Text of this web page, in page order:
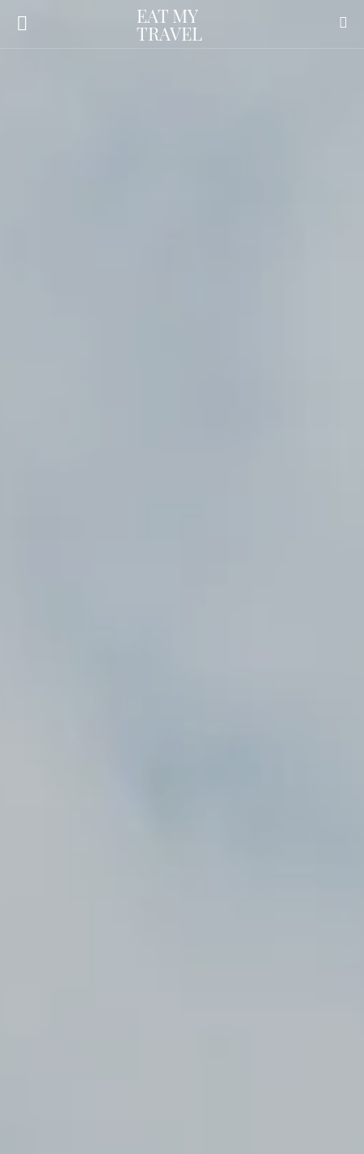
EAT MY
TRAVEL